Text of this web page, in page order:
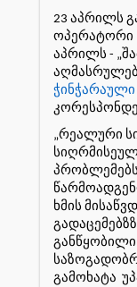
23 აპრილს
ოპერატორი
აპრილს -
ჭინჭარაული
„რეალური
ხმის
გამოხატა